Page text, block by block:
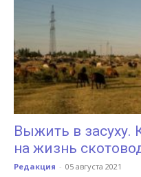
Выжить в засуху.
на жизнь
Редакция - 05 августа 2021